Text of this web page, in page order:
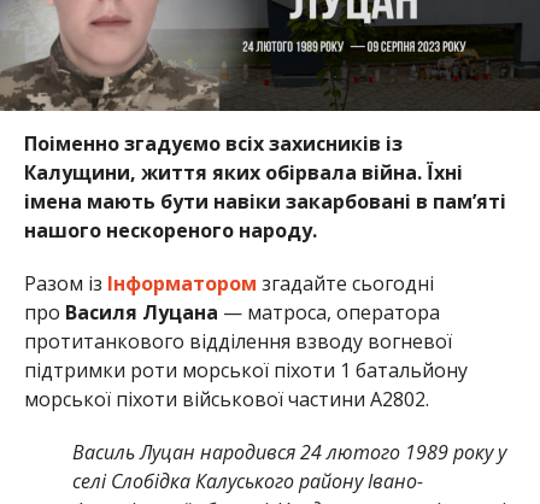
Поіменно згадуємо всіх захисників із
Калущини, життя яких обірвала війна. Їхні
імена мають бути навіки закарбовані в пам’яті
нашого нескореного народу.
Разом із Інформатором згадайте сьогодні
про Василя Луцана — матроса, оператора
протитанкового відділення взводу вогневої
підтримки роти морської піхоти 1 батальйону
морської піхоти військової частини А2802.
Василь Луцан народився 24 лютого 1989 року у
селі Слобідка Калуського району Івано-